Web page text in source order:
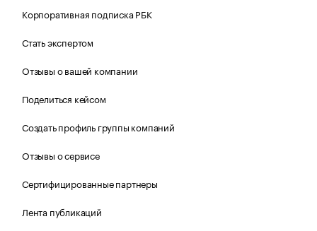
Корпоративная подписка РБК
Стать экспертом
Отзывы о вашей компании
Поделиться кейсом
Создать профиль группы компаний
Отзывы о сервисе
Сертифицированные партнеры
Лента публикаций